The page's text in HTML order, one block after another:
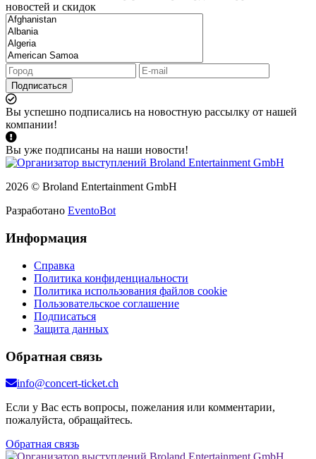
новостей и скидок
Подписаться
Вы успешно подписались на новостную рассылку от нашей
компании!
Вы уже подписаны на наши новости!
2026 © Broland Entertainment GmbH
Разработано EventoBot
Информация
Справка
Политика конфиденциальности
Политика использования файлов cookie
Пользовательское соглашение
Подписаться
Защита данных
Обратная связь
info@concert-ticket.ch
Если у Вас есть вопросы, пожелания или комментарии,
пожалуйста, обращайтесь.
Обратная связь